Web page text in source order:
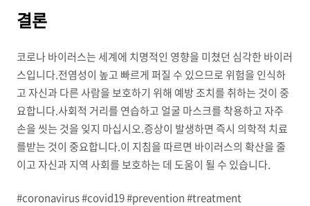
결론
코로나 바이러스는 세계에 치명적인 영향을 미쳤던 심각한 바이러
스입니다.전염성이 높고 빠르게 퍼질 수 있으므로 위험을 인식하
고 자신과 다른 사람을 보호하기 위해 예방 조치를 취하는 것이 중
요합니다.사회적 거리를 연습하고 얼굴 마스크를 착용하고 자주
손을 씻는 것을 잊지 마십시오.증상이 발생하면 즉시 의학적 치료
를받는 것이 중요합니다.이 지침을 따르면 바이러스의 확산을 줄
이고 자신과 지역 사회를 보호하는 데 도움이 될 수 있습니다.
#coronavirus #covid19 #prevention #treatment